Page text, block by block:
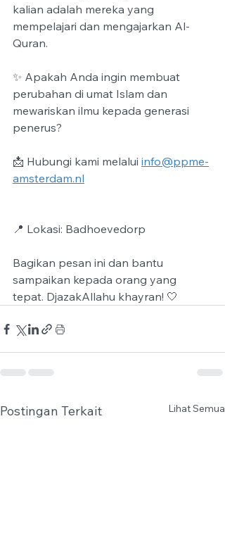
kalian adalah mereka yang
mempelajari dan mengajarkan Al-
Quran.
✨ Apakah Anda ingin membuat
perubahan di umat Islam dan
mewariskan ilmu kepada generasi
penerus?
📩 Hubungi kami melalui info@ppme-
amsterdam.nl
📍 Lokasi: Badhoevedorp
Bagikan pesan ini dan bantu
sampaikan kepada orang yang
tepat. DjazakAllahu khayran! 🤍
Postingan Terkait Lihat Semua